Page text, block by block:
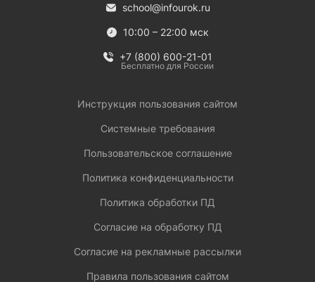
school@infourok.ru
10:00 – 22:00 мск
+7 (800) 600-21-01
Бесплатно для России
Инструкция пользования сайтом
Системные требования
Пользовательское соглашение
Политика конфиденциальности
Политика обработки ПД
Согласие на обработку ПД
Согласие на рекламные рассылки
Правила пользования сайтом